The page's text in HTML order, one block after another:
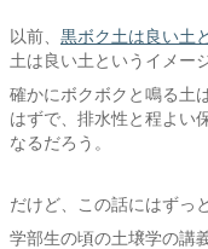
以前、 黒ボク土は良い土
土は良い土というイメー
確かにボクボクと鳴る土
はずで、排水性と程よい
なるだろう。
だけど、この話にはずっ
学部生の頃の土壌学の講